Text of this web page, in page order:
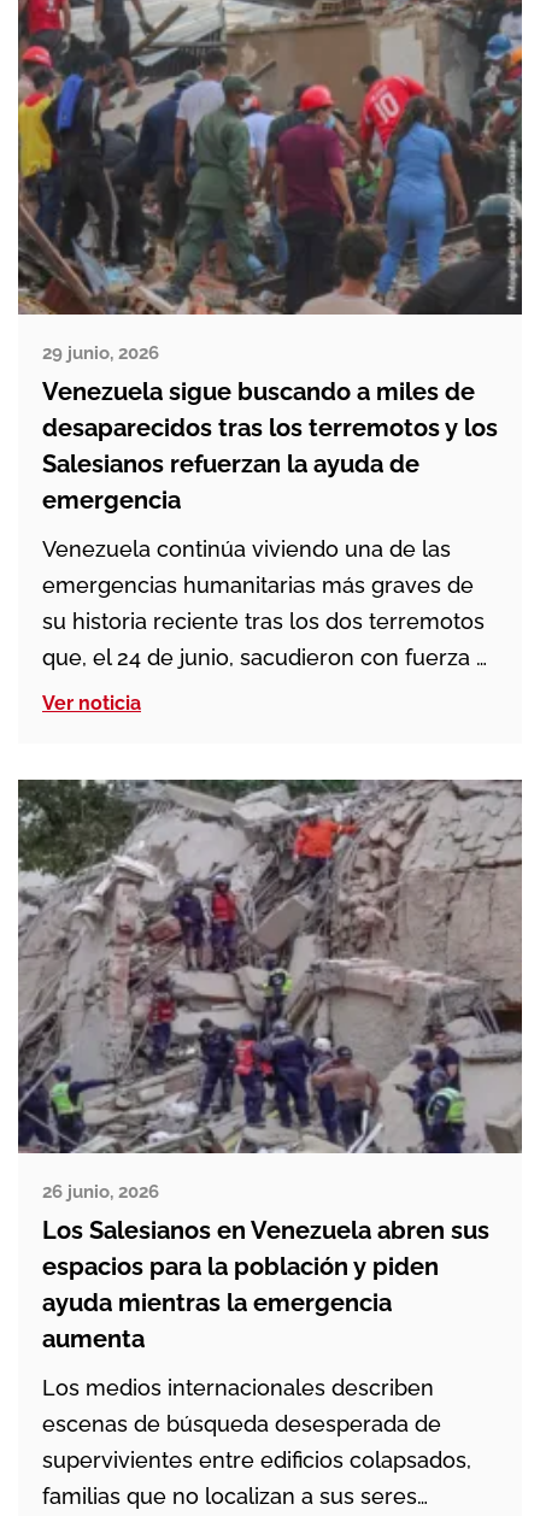
29 junio, 2026
Venezuela sigue buscando a miles de
desaparecidos tras los terremotos y los
Salesianos refuerzan la ayuda de
emergencia
Venezuela continúa viviendo una de las
emergencias humanitarias más graves de
su historia reciente tras los dos terremotos
que, el 24 de junio, sacudieron con fuerza el
norte. Los seísmos, de magnitud 7,2 y 7,5, se
destructiva para edificios, viviendas y
estructuras ya debilitadas por […]
Ver noticia
26 junio, 2026
Los Salesianos en Venezuela abren sus
espacios para la población y piden
ayuda mientras la emergencia
aumenta
Los medios internacionales describen
escenas de búsqueda desesperada de
supervivientes entre edificios colapsados,
familias que no localizan a sus seres